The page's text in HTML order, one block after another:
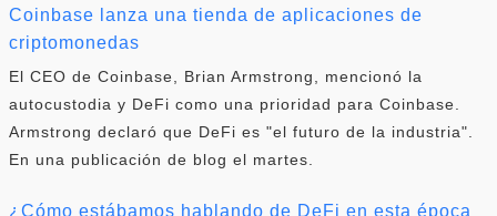
Coinbase lanza una tienda de aplicaciones de
criptomonedas
El CEO de Coinbase, Brian Armstrong, mencionó la
autocustodia y DeFi como una prioridad para Coinbase.
Armstrong declaró que DeFi es "el futuro de la industria".
En una publicación de blog el martes.
¿Cómo estábamos hablando de DeFi en esta época